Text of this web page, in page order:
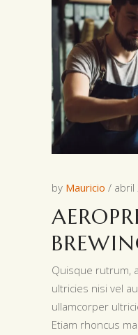
by Mauricio abril
Quisque rutrum,
ultricies nisi vel
ullamcorper
Etiam rhoncus